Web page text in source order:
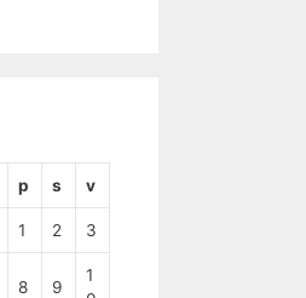
p s v
1 2 3
8 9
1